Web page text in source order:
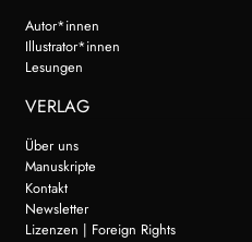
Autor*innen
Illustrator*innen
Lesungen
VERLAG
Über uns
Manuskripte
Kontakt
Newsletter
Lizenzen | Foreign Rights